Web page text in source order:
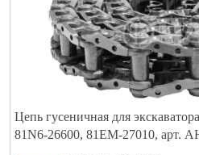
Цепь гусеничная для
81N6-26600, 81EM-27010, арт.